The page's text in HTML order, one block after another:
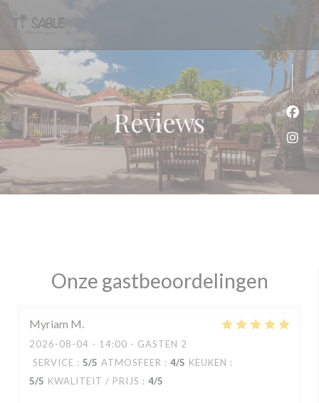
Reviews
Onze gastbeoordelingen
Myriam M
2026-08-04 - 14:00 - GASTEN 2
SERVICE : 5/5 ATMOSFEER : 4/5 KEUKEN :
5/5 KWALITEIT / PRIJS : 4/5